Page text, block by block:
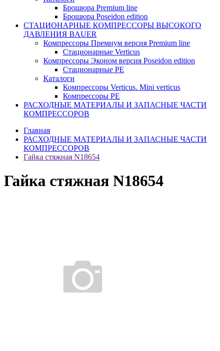
Брошюра Premium line
Брошюра Poseidon edition
СТАЦИОНАРНЫЕ КОМПРЕССОРЫ ВЫСОКОГО
ДАВЛЕНИЯ BAUER
Компрессоры Премиум версия Premium line
Стационарные Verticus
Компрессоры Эконом версия Poseidon edition
Стационарные PE
Каталоги
Компрессоры Verticus. Mini verticus
Компрессоры PE
РАСХОДНЫЕ МАТЕРИАЛЫ И ЗАПАСНЫЕ ЧАСТИ
КОМПРЕССОРОВ
Главная
РАСХОДНЫЕ МАТЕРИАЛЫ И ЗАПАСНЫЕ ЧАСТИ
КОМПРЕССОРОВ
Гайка стяжная N18654
Гайка стяжная N18654